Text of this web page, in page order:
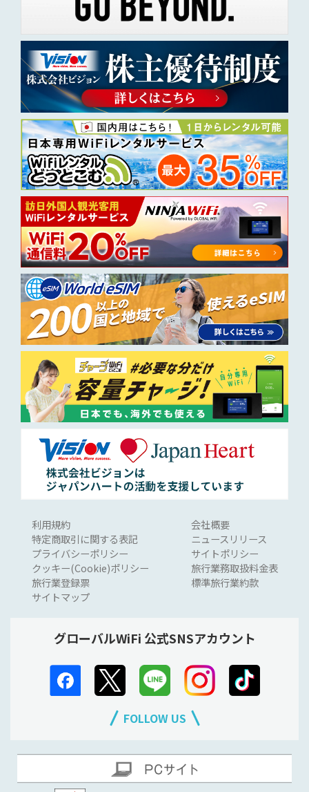
利用規約
特定商取引に関する表記
プライバシーポリシー
クッキー(Cookie)ポリシー
旅行業登録票
サイトマップ
会社概要
ニュースリリース
サイトポリシー
旅行業務取扱料金表
標準旅行業約款
グローバルWiFi 公式SNSアカウント
FOLLOW US